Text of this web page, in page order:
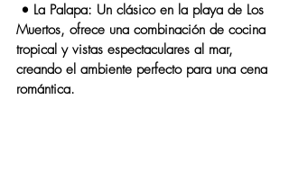
• La Palapa: Un clásico en la playa de Los
Muertos, ofrece una combinación de cocina
tropical y vistas espectaculares al mar,
creando el ambiente perfecto para una cena
romántica.